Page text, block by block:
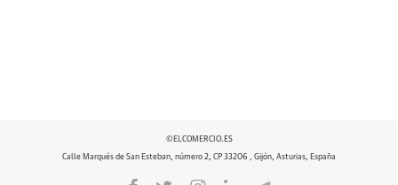
©ELCOMERCIO.ES
Calle Marqués de San Esteban, número 2, CP 33206 , Gijón, Asturias, España